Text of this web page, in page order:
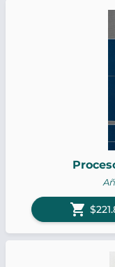
shopping_cart